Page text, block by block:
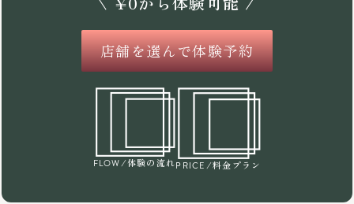
店舗を選んで体験予約
FLOW /体験の流れPRICE /料金プラン